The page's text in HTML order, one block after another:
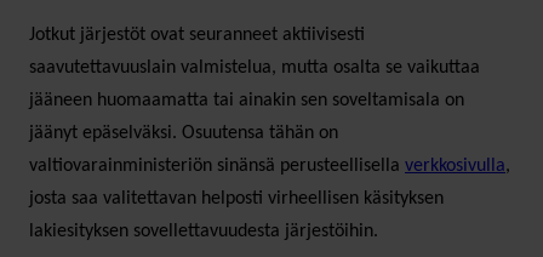
Jotkut järjestöt ovat seuranneet aktiivisesti
saavutettavuuslain valmistelua, mutta osalta se vaikuttaa
jääneen huomaamatta tai ainakin sen soveltamisala on
jäänyt epäselväksi. Osuutensa tähän on
valtiovarainministeriön sinänsä perusteellisella verkkosivulla,
josta saa valitettavan helposti virheellisen käsityksen
lakiesityksen sovellettavuudesta järjestöihin.